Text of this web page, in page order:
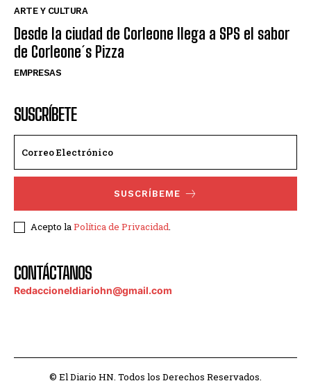
ARTE Y CULTURA
Desde la ciudad de Corleone llega a SPS el sabor
de Corleone´s Pizza
EMPRESAS
SUSCRÍBETE
SUSCRÍBEME
Acepto laPolítica de Privacidad.
CONTÁCTANOS
Redaccioneldiariohn@gmail.com
© El Diario HN. Todos los Derechos Reservados.